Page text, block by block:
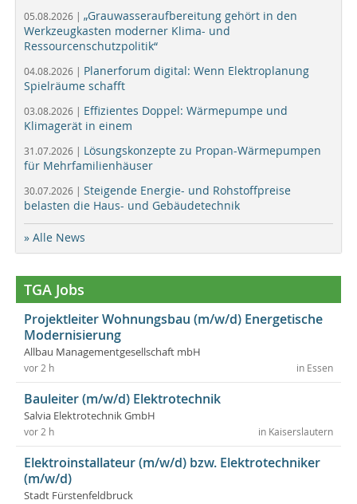
05.08.2026 | „Grauwasseraufbereitung gehört in den
Werkzeugkasten moderner Klima- und
Ressourcenschutzpolitik“
04.08.2026 | Planerforum digital: Wenn Elektroplanung
Spielräume schafft
03.08.2026 | Effizientes Doppel: Wärmepumpe und
Klimagerät in einem
31.07.2026 | Lösungskonzepte zu Propan-Wärmepumpen
für Mehrfamilienhäuser
30.07.2026 | Steigende Energie- und Rohstoffpreise
belasten die Haus- und Gebäudetechnik
» Alle News
TGA Jobs
Projektleiter Wohnungsbau (m/w/d) Energetische
Modernisierung
Allbau Managementgesellschaft mbH
in Essen
vor 2 h
Bauleiter (m/w/d) Elektrotechnik
Salvia Elektrotechnik GmbH
in Kaiserslautern
vor 2 h
Elektroinstallateur (m/w/d) bzw. Elektrotechniker
(m/w/d)
Stadt Fürstenfeldbruck